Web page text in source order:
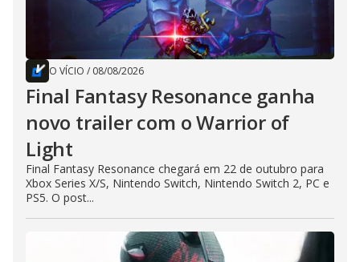
O VÍCIO / 08/08/2026
Final Fantasy Resonance ganha
novo trailer com o Warrior of
Light
Final Fantasy Resonance chegará em 22 de outubro para
Xbox Series X/S, Nintendo Switch, Nintendo Switch 2, PC e
PS5. O post...